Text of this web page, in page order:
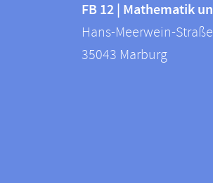
Informationen
FB
12
FB 12 | Mathematik
Hans-Meerwein-
35043 Marburg